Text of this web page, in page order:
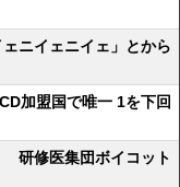
ニイェニイェ」とから
加盟国で唯一 1を下回
研修医集団ボイコット